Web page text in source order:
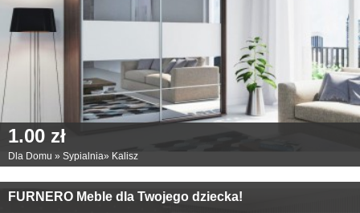
1.00 zł
Dla Domu » Sypialnia» Kalisz
FURNERO Meble dla Twojego dziecka!